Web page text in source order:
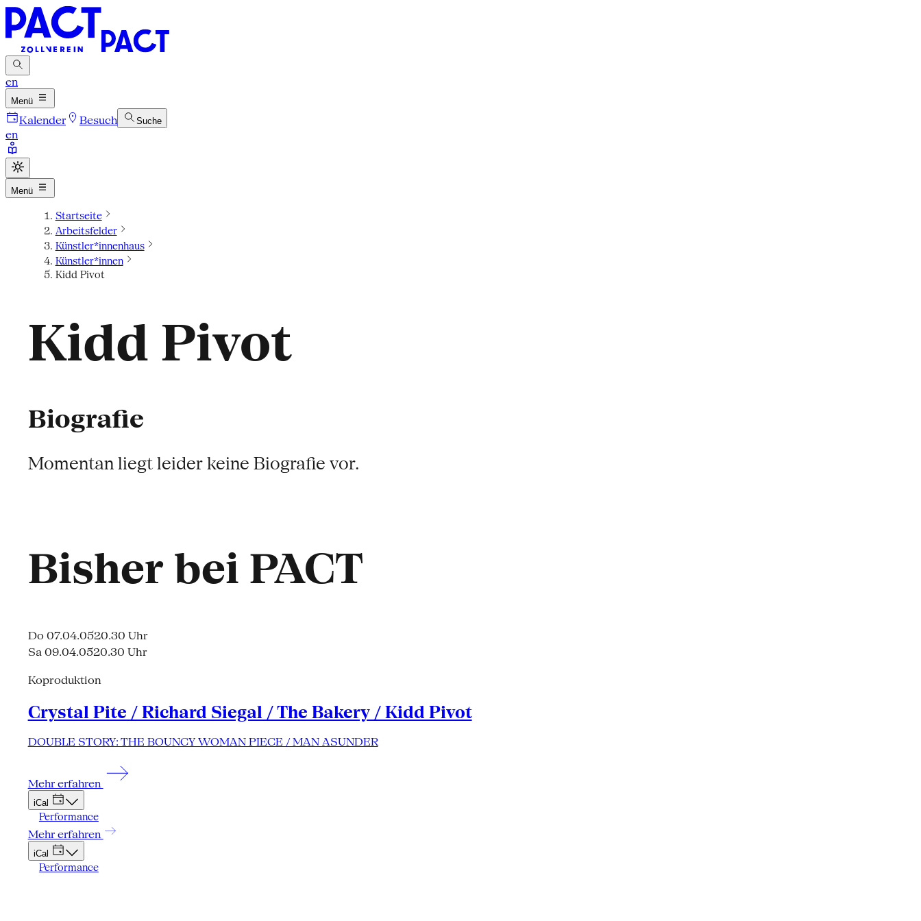
en
Menü
Kalender Besuch Suche
en
Menü
Startseite
Arbeitsfelder
Künstler*innenhaus
Künstler*innen
Kidd Pivot
Kidd Pivot
Biografie
Momentan liegt leider keine Biografie vor.
Bisher bei PACT
Do 07.04.0520.30 Uhr
Sa 09.04.0520.30 Uhr
Koproduktion
Crystal Pite / Richard Siegal / The Bakery / Kidd Pivot
DOUBLE STORY: THE BOUNCY WOMAN PIECE / MAN ASUNDER
Mehr erfahren
iCal
Performance
Mehr erfahren
iCal
Performance